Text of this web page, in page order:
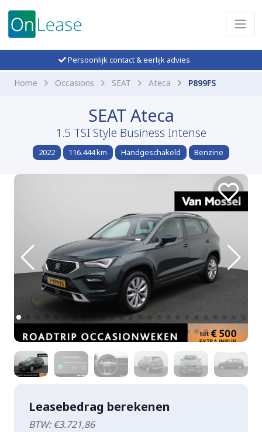
Persoonlijk contact & eerlijk advies
Home Occasions SEAT Ateca P899FS
SEAT Ateca
1.5 TSI Style Business Intense
2022 116.444 km Handgeschakeld Benzine
Leasebedrag berekenen
BTW: €3.721,86